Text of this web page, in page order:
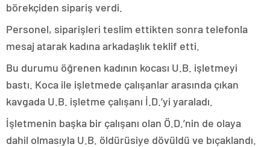
börekçiden sipariş verdi.
Personel, siparişleri teslim ettikten sonra telefonla
mesaj atarak kadına arkadaşlık teklif etti.
Bu durumu öğrenen kadının kocası U.B. işletmeyi
bastı. Koca ile işletmede çalışanlar arasında çıkan
kavgada U.B. işletme çalışanı İ.D.’yi yaraladı.
İşletmenin başka bir çalışanı olan Ö.D.’nin de olaya
dahil olmasıyla U.B. öldürüsiye dövüldü ve bıçaklandı.